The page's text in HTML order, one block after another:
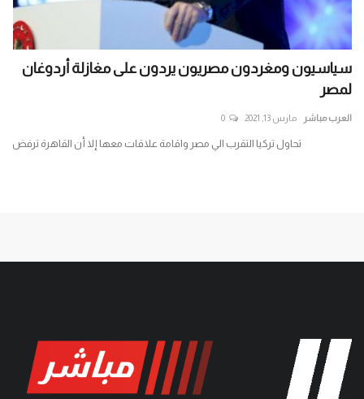
سياسيون ومغردون مصريون يردون على مغازلة أردوغان
لمصر
العرب مباشر مارس 13, 2021 0
تحاول تركيا التقرب الي مصر واقامة علاقات معها إلا أن القاهرة ترفض